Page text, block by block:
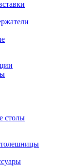
столы